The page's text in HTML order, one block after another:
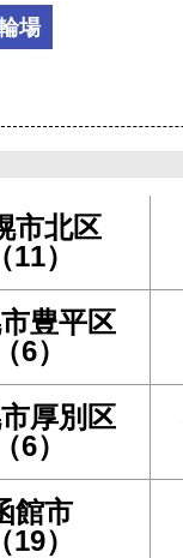
場
市北区
（11）
豊平区
（6）
厚別区
（6）
館市
（19）